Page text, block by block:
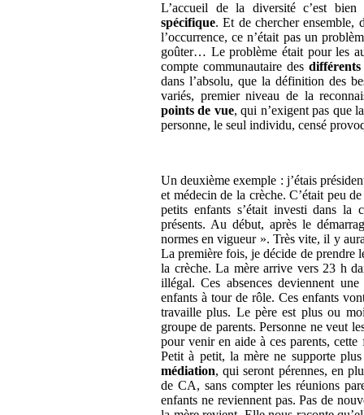
L’accueil de la diversité c’est
spécifique. Et de chercher ensemble,
l’occurrence, ce n’était pas un
goûter… Le problème était pour les
compte communautaire desdifférents
dans l’absolu, que la définition des
variés, premier niveau de la
points de vue, qui n’exigent pas que
personne, le seul individu, censé
Un deuxième exemple : j’étais
et médecin de la crèche. C’était peu
petits enfants s’était investi dans la
présents. Au début, après le
normes en vigueur ». Très vite, il y
La première fois, je décide de prendre
la crèche. La mère arrive vers 23 h
illégal. Ces absences deviennent
enfants à tour de rôle. Ces enfants
travaille plus. Le père est plus ou
groupe de parents. Personne ne veut
pour venir en aide à ces parents,
Petit à petit, la mère ne supporte
médiation, qui seront pérennes, en
de CA, sans compter les réunions
enfants ne reviennent pas. Pas de